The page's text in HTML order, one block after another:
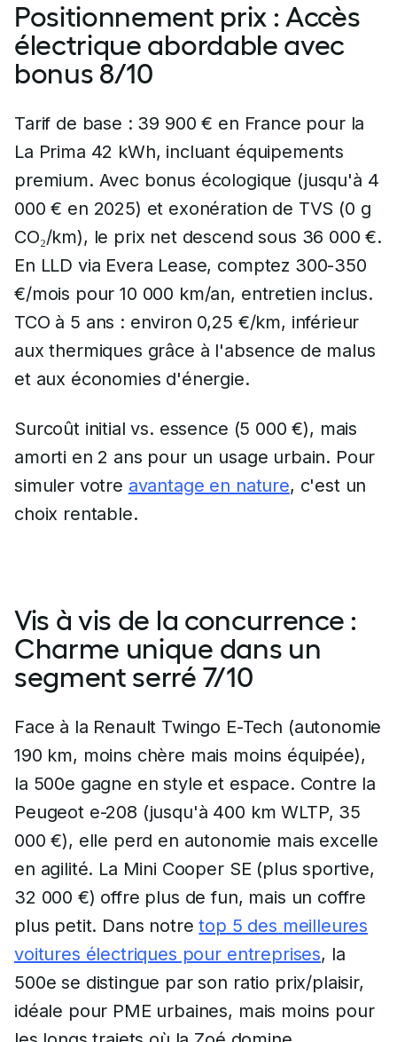
Positionnement prix : Accès
électrique abordable avec
bonus 8/10
Tarif de base : 39 900 € en France pour la
La Prima 42 kWh, incluant équipements
premium. Avec bonus écologique (jusqu'à 4
000 € en 2025) et exonération de TVS (0 g
CO₂/km), le prix net descend sous 36 000 €.
En LLD via Evera Lease, comptez 300-350
€/mois pour 10 000 km/an, entretien inclus.
TCO à 5 ans : environ 0,25 €/km, inférieur
aux thermiques grâce à l'absence de malus
et aux économies d'énergie.
Surcoût initial vs. essence (5 000 €), mais
amorti en 2 ans pour un usage urbain. Pour
simuler votre avantage en nature, c'est un
choix rentable.
Vis à vis de la concurrence :
Charme unique dans un
segment serré 7/10
Face à la Renault Twingo E-Tech (autonomie
190 km, moins chère mais moins équipée),
la 500e gagne en style et espace. Contre la
Peugeot e-208 (jusqu'à 400 km WLTP, 35
000 €), elle perd en autonomie mais excelle
en agilité. La Mini Cooper SE (plus sportive,
32 000 €) offre plus de fun, mais un coffre
plus petit. Dans notretop 5 des meilleures
voitures électriques pour entreprises, la
500e se distingue par son ratio prix/plaisir,
idéale pour PME urbaines, mais moins pour